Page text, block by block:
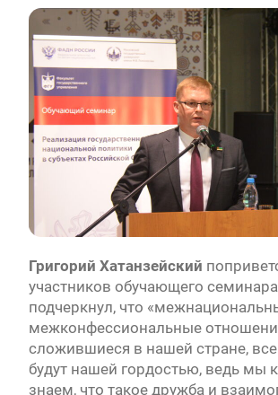
Григорий Хатанзейский
участников обучающего
подчеркнул, что
межконфессиональные
сложившиеся в нашей стране,
будут нашей гордостью, ведь мы
знаем, что такое дружба и